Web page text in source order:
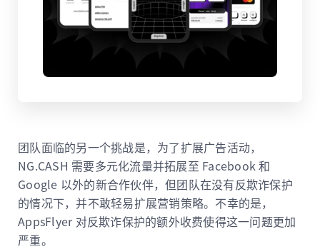
团队面临的另一个挑战是，为了扩展广告活动，
NG.CASH 需要多元化流量并拓展至 Facebook 和
Google 以外的新合作伙伴，但团队在没有反欺诈保护
的情况下，并不敢轻易扩展营销策略。不幸的是，
AppsFlyer 对反欺诈保护的额外收费使得这一问题更加
严重。